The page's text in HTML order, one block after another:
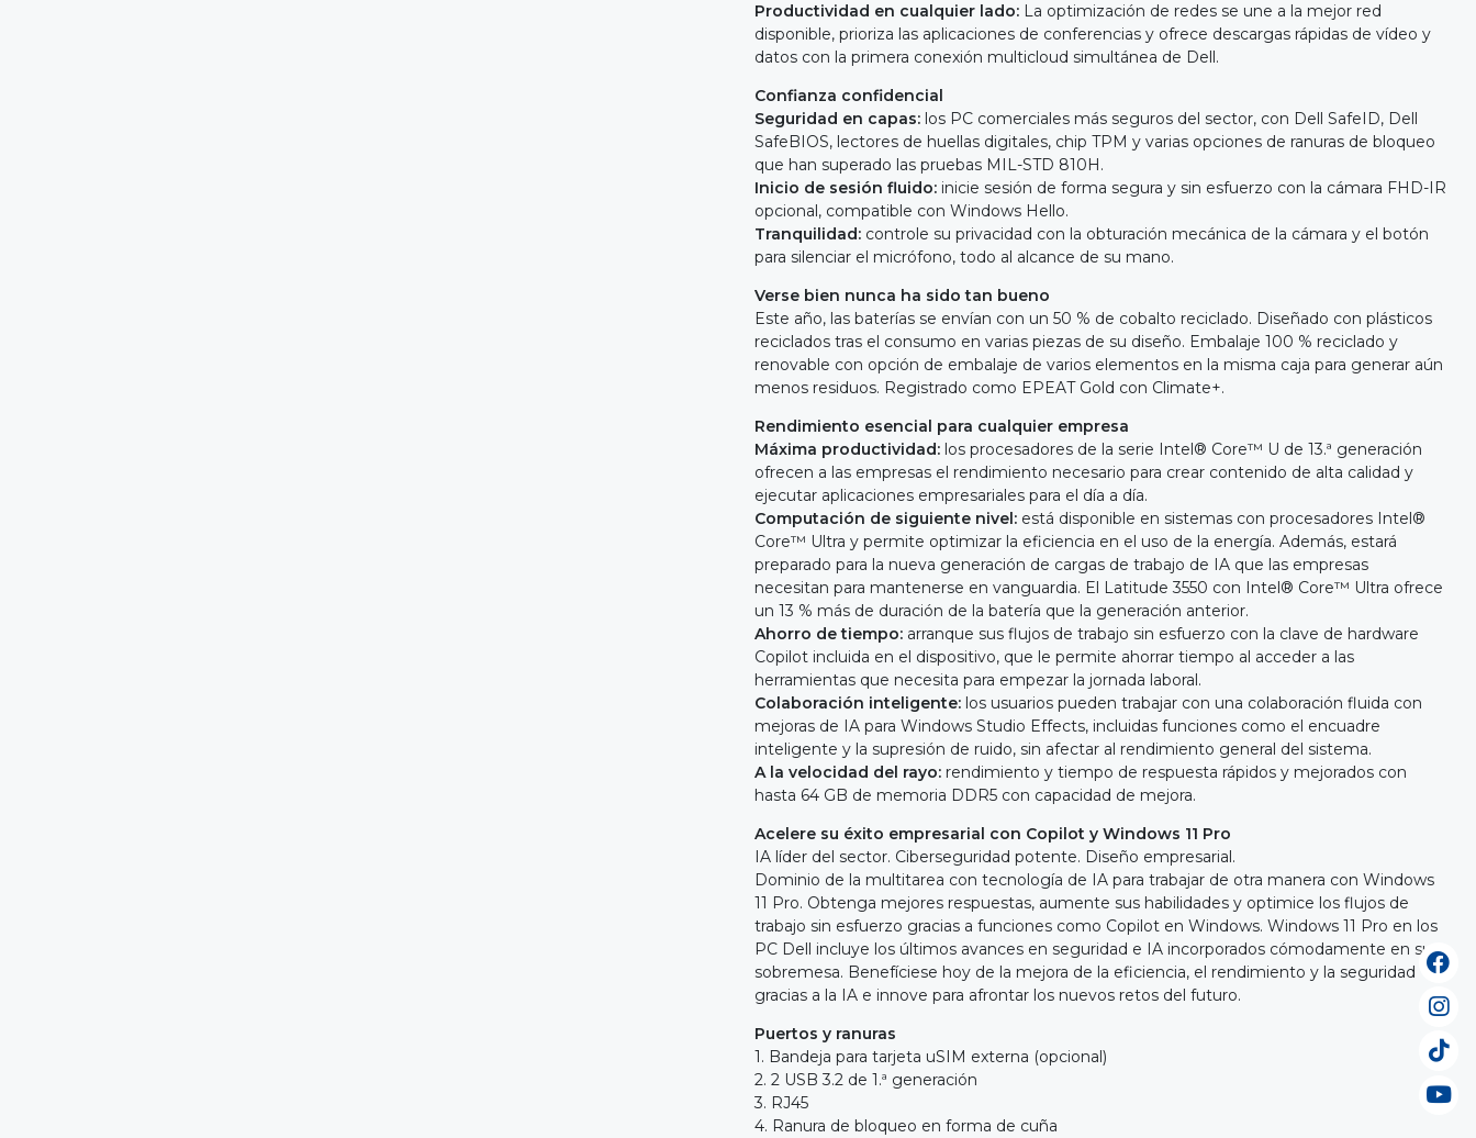
Productividad en cualquier lado: La optimización de redes se une a la mejor red
disponible, prioriza las aplicaciones de conferencias y ofrece descargas rápidas de vídeo y
datos con la primera conexión multicloud simultánea de Dell.
Confianza confidencial
Seguridad en capas: los PC comerciales más seguros del sector, con Dell SafeID, Dell
SafeBIOS, lectores de huellas digitales, chip TPM y varias opciones de ranuras de bloqueo
que han superado las pruebas MIL-STD 810H.
Inicio de sesión fluido: inicie sesión de forma segura y sin esfuerzo con la cámara FHD-IR
opcional, compatible con Windows Hello.
Tranquilidad: controle su privacidad con la obturación mecánica de la cámara y el botón
para silenciar el micrófono, todo al alcance de su mano.
Verse bien nunca ha sido tan bueno
Este año, las baterías se envían con un 50 % de cobalto reciclado. Diseñado con plásticos
reciclados tras el consumo en varias piezas de su diseño. Embalaje 100 % reciclado y
renovable con opción de embalaje de varios elementos en la misma caja para generar aún
menos residuos. Registrado como EPEAT Gold con Climate+.
Rendimiento esencial para cualquier empresa
Máxima productividad: los procesadores de la serie Intel® Core™ U de 13.ª generación
ofrecen a las empresas el rendimiento necesario para crear contenido de alta calidad y
ejecutar aplicaciones empresariales para el día a día.
Computación de siguiente nivel: está disponible en sistemas con procesadores Intel®
Core™ Ultra y permite optimizar la eficiencia en el uso de la energía. Además, estará
preparado para la nueva generación de cargas de trabajo de IA que las empresas
necesitan para mantenerse en vanguardia. El Latitude 3550 con Intel® Core™ Ultra ofrece
un 13 % más de duración de la batería que la generación anterior.
Ahorro de tiempo: arranque sus flujos de trabajo sin esfuerzo con la clave de hardware
Copilot incluida en el dispositivo, que le permite ahorrar tiempo al acceder a las
herramientas que necesita para empezar la jornada laboral.
Colaboración inteligente: los usuarios pueden trabajar con una colaboración fluida con
mejoras de IA para Windows Studio Effects, incluidas funciones como el encuadre
inteligente y la supresión de ruido, sin afectar al rendimiento general del sistema.
A la velocidad del rayo: rendimiento y tiempo de respuesta rápidos y mejorados con
hasta 64 GB de memoria DDR5 con capacidad de mejora.
Acelere su éxito empresarial con Copilot y Windows 11 Pro
IA líder del sector. Ciberseguridad potente. Diseño empresarial.
Dominio de la multitarea con tecnología de IA para trabajar de otra manera con Windows
11 Pro. Obtenga mejores respuestas, aumente sus habilidades y optimice los flujos de
trabajo sin esfuerzo gracias a funciones como Copilot en Windows. Windows 11 Pro en los
PC Dell incluye los últimos avances en seguridad e IA incorporados cómodamente en su
sobremesa. Benefíciese hoy de la mejora de la eficiencia, el rendimiento y la seguridad
gracias a la IA e innove para afrontar los nuevos retos del futuro.
Puertos y ranuras
1. Bandeja para tarjeta uSIM externa (opcional)
2. 2 USB 3.2 de 1.ª generación
3. RJ45
4. Ranura de bloqueo en forma de cuña